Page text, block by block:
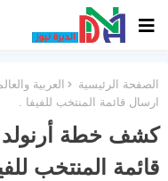
الصفحة الرئيسية العربية
ارسال قائمة المنتخب للفيفا .
كشف خطة أرنولد
قائمة المنتخب